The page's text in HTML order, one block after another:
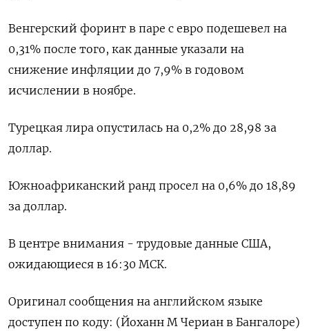
Венгерский форинт в паре с евро подешевел на
0,31% после того, как данные указали на
снижение инфляции до 7,9% в годовом
исчислении в ноябре.
Турецкая лира опустилась на 0,2% до 28,98 за
доллар.
Южноафриканский ранд просел на 0,6% до 18,89
за доллар.
В центре внимания - трудовые данные США,
ожидающиеся в 16:30 МСК.
Оригинал сообщения на английском языке
доступен по коду: (Йоханн М Чериан в Бангалоре)